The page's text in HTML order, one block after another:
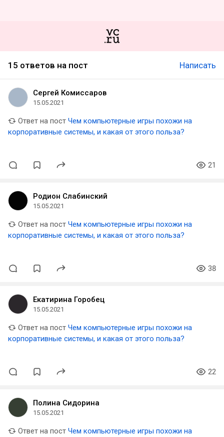
15 ответов на пост Написать
Сергей Комиссаров
15.05.2021
Ответ на пост Чем компьютерные игры похожи на
корпоративные системы, и какая от этого польза?
21
Родион Слабинский
15.05.2021
Ответ на пост Чем компьютерные игры похожи на
корпоративные системы, и какая от этого польза?
38
Екатирина Горобец
15.05.2021
Ответ на пост Чем компьютерные игры похожи на
корпоративные системы, и какая от этого польза?
22
Полина Сидорина
15.05.2021
Ответ на пост Чем компьютерные игры похожи на